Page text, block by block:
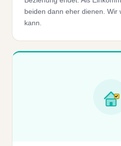
beiden dann eher dienen. Wir
kann.